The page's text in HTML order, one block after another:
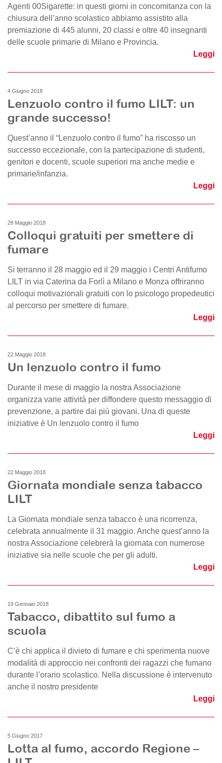
Agenti 00Sigarette: in questi giorni in concomitanza con la
chiusura dell’anno scolastico abbiamo assistito alla
premiazione di 445 alunni, 20 classi e oltre 40 insegnanti
delle scuole primarie di Milano e Provincia.
Leggi
4 Giugno 2018
Lenzuolo contro il fumo LILT: un
grande successo!
Quest’anno il “Lenzuolo contro il fumo” ha riscosso un
successo eccezionale, con la partecipazione di studenti,
genitori e docenti, scuole superiori ma anche medie e
primarie/infanzia.
Leggi
28 Maggio 2018
Colloqui gratuiti per smettere di
fumare
Si terranno il 28 maggio ed il 29 maggio i Centri Antifumo
LILT in via Caterina da Forlì a Milano e Monza offriranno
colloqui motivazionali gratuiti con lo psicologo propedeutici
al percorso per smettere di fumare.
Leggi
22 Maggio 2018
Un lenzuolo contro il fumo
Durante il mese di maggio la nostra Associazione
organizza varie attività per diffondere questo messaggio di
prevenzione, a partire dai più giovani. Una di queste
iniziative è Un lenzuolo contro il fumo
Leggi
22 Maggio 2018
Giornata mondiale senza tabacco
LILT
La Giornata mondiale senza tabacco è una ricorrenza,
celebrata annualmente il 31 maggio. Anche quest’anno la
nostra Associazione celebrerà la giornata con numerose
iniziative sia nelle scuole che per gli adulti.
Leggi
19 Gennaio 2018
Tabacco, dibattito sul fumo a
scuola
C’è chi applica il divieto di fumare e chi sperimenta nuove
modalità di approccio nei confronti dei ragazzi che fumano
durante l’orario scolastico. Nella discussione è intervenuto
anche il nostro presidente
Leggi
5 Giugno 2017
Lotta al fumo, accordo Regione –